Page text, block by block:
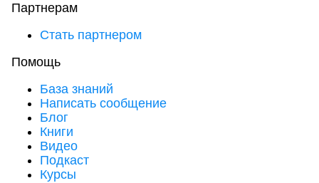
Партнерам
Стать партнером
Помощь
База знаний
Написать сообщение
Блог
Книги
Видео
Подкаст
Курсы